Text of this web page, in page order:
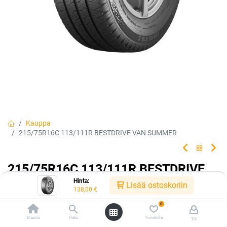
Hinta:
138,00 € Lisää ostoskoriin
Etusivu Haku
0
Toivelista Tili
Kauppa
215/75R16C 113/111R BESTDRIVE VAN SUMMER
215/75R16C 113/111R BESTDRIVE
VAN SUMMER
Tuotekoodi:240799